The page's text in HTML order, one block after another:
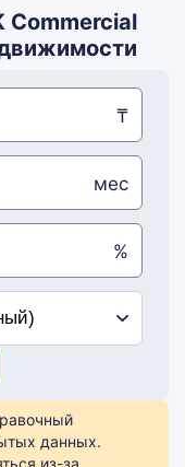
Commercial
₸
мес
%
данных.
из-за